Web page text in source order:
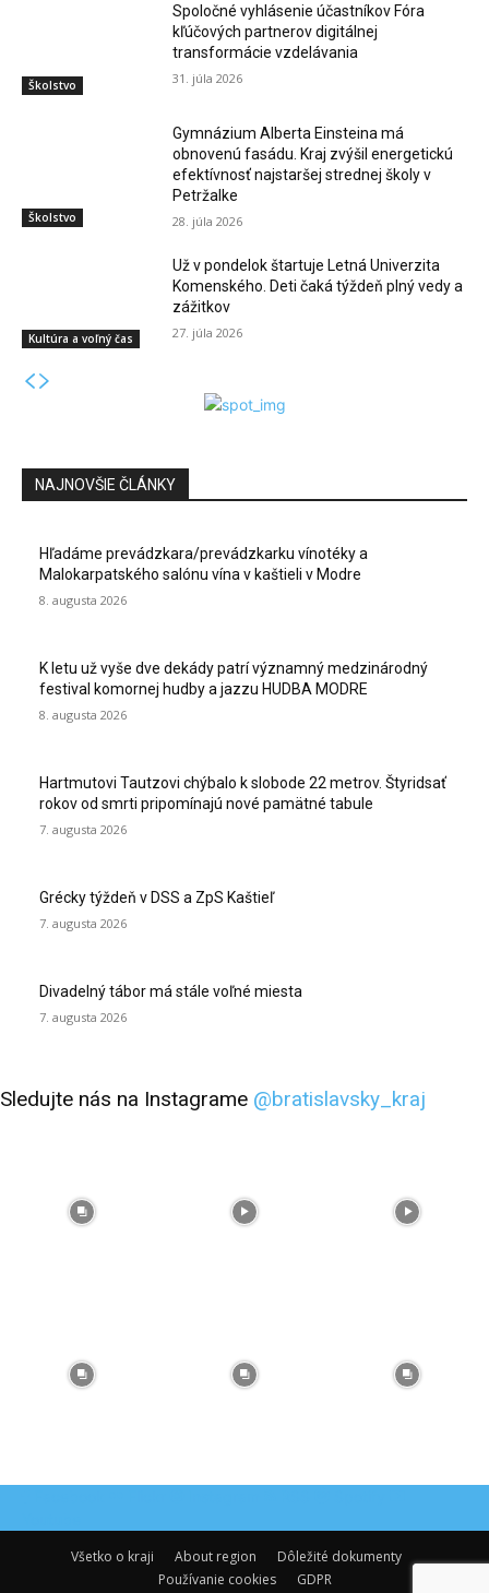
Školstvo
Spoločné vyhlásenie účastníkov Fóra
kľúčových partnerov digitálnej
transformácie vzdelávania
31. júla 2026
Školstvo
Gymnázium Alberta Einsteina má
obnovenú fasádu. Kraj zvýšil energetickú
efektívnosť najstaršej strednej školy v
Petržalke
28. júla 2026
Kultúra a voľný čas
Už v pondelok štartuje Letná Univerzita
Komenského. Deti čaká týždeň plný vedy a
zážitkov
27. júla 2026
NAJNOVŠIE ČLÁNKY
Hľadáme prevádzkara/prevádzkarku vínotéky a
Malokarpatského salónu vína v kaštieli v Modre
8. augusta 2026
K letu už vyše dve dekády patrí významný medzinárodný
festival komornej hudby a jazzu HUDBA MODRE
8. augusta 2026
Hartmutovi Tautzovi chýbalo k slobode 22 metrov. Štyridsať
rokov od smrti pripomínajú nové pamätné tabule
7. augusta 2026
Grécky týždeň v DSS a ZpS Kaštieľ
7. augusta 2026
Divadelný tábor má stále voľné miesta
7. augusta 2026
Sledujte nás na Instagrame @bratislavsky_kraj
Všetko o kraji
About region
Dôležité dokumenty
Používanie cookies
GDPR